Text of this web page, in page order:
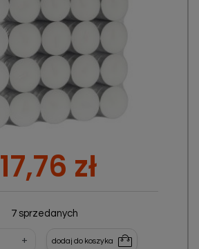
17,76 zł
7 sprzedanych
+ dodaj do koszyka